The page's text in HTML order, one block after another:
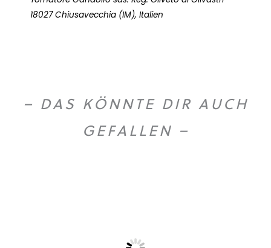
18027 Chiusavecchia (IM), Italien
– DAS KÖNNTE DIR AUCH
GEFALLEN –